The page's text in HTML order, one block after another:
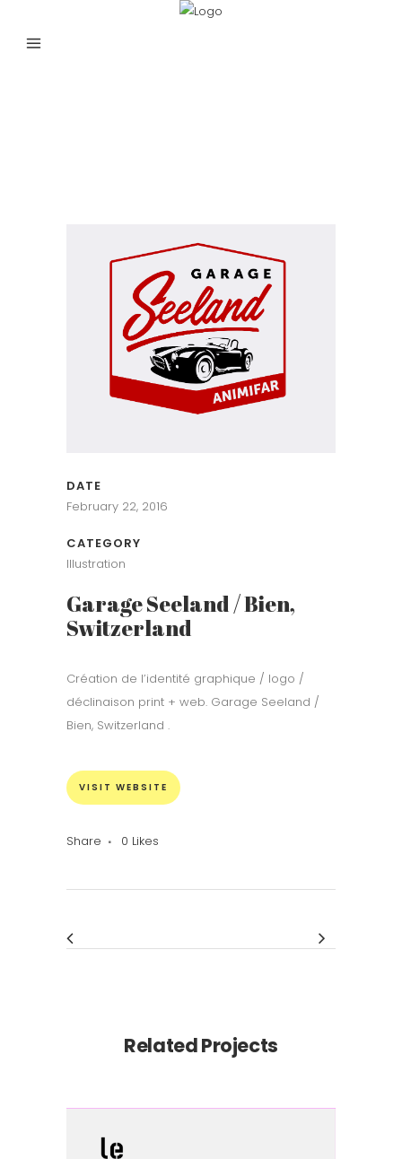
DATE
February 22, 2016
CATEGORY
Illustration
Garage Seeland / Bien,
Switzerland
Création de l’identité graphique / logo /
déclinaison print + web. Garage Seeland /
Bien, Switzerland .
VISIT WEBSITE
Share 0 Likes
Related Projects